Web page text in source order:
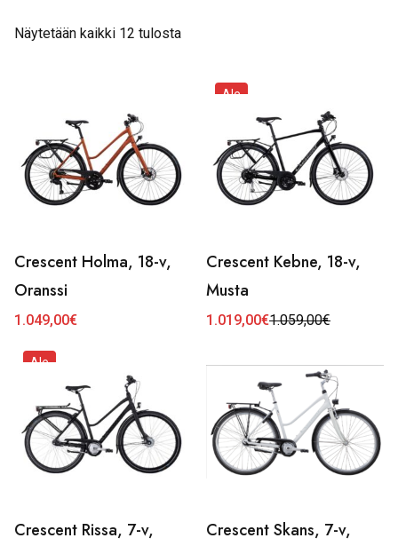
Näytetään kaikki 12 tulosta
Crescent Holma, 18-v,
Oranssi
1.049,00€
Ale
Crescent Kebne, 18-v,
Musta
1.059,00€
Alkuperäinen
1.059,00€.
1.019,00€
Nykyinen
1.019,00€.
Ale
Crescent Rissa, 7-v,
Crescent Skans, 7-v,